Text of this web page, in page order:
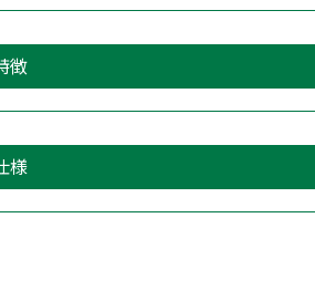
徴
様